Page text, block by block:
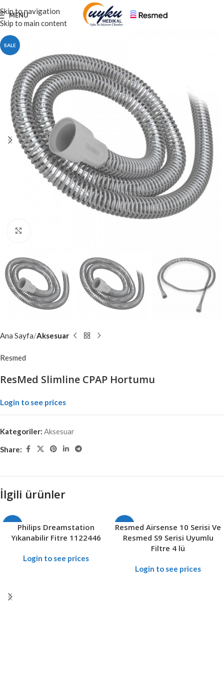
Skip to navigation
Skip to main content
MENU
SALE
Ana Sayfa Aksesuar
Resmed
ResMed Slimline CPAP Hortumu
Login to see prices
Kategoriler: Aksesuar
Share:
İlgili ürünler
SALEPhilips Dreamstation
Yıkanabilir Fitre 1122446
Login to see prices
SALE
Resmed Airsense 10 Serisi Ve
Resmed S9 Serisi Uyumlu
Filtre 4 lü
Login to see prices